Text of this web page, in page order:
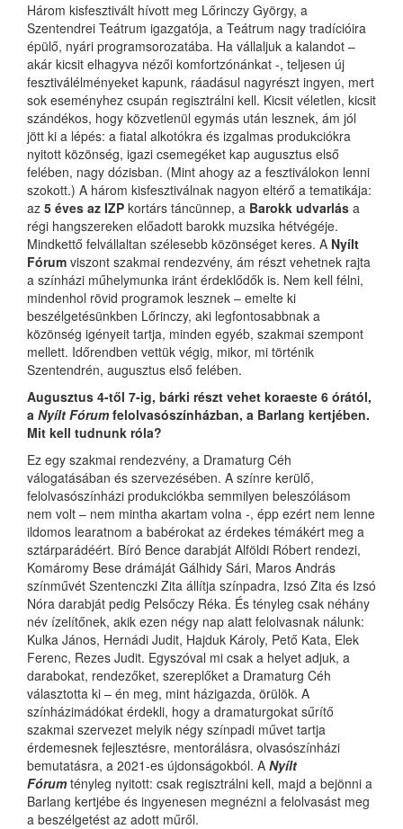
Három kisfesztivált hívott meg Lőrinczy György, a
Szentendrei Teátrum igazgatója, a Teátrum nagy tradícióira
épülő, nyári programsorozatába. Ha vállaljuk a kalandot –
akár kicsit elhagyva nézői komfortzónánkat -, teljesen új
fesztiválélményeket kapunk, ráadásul nagyrészt ingyen, mert
sok eseményhez csupán regisztrálni kell. Kicsit véletlen, kicsit
szándékos, hogy közvetlenül egymás után lesznek, ám jól
jött ki a lépés: a fiatal alkotókra és izgalmas produkciókra
nyitott közönség, igazi csemegéket kap augusztus első
felében, nagy dózisban. (Mint ahogy az a fesztiválokon lenni
szokott.) A három kisfesztiválnak nagyon eltérő a tematikája:
az 5 éves az IZP kortárs táncünnep, a Barokk udvarlás a
régi hangszereken előadott barokk muzsika hétvégéje.
Mindkettő felvállaltan szélesebb közönséget keres. A Nyílt
Fórum viszont szakmai rendezvény, ám részt vehetnek rajta
a színházi műhelymunka iránt érdeklődők is. Nem kell félni,
mindenhol rövid programok lesznek – emelte ki
beszélgetésünkben Lőrinczy, aki legfontosabbnak a
közönség igényeit tartja, minden egyéb, szakmai szempont
mellett. Időrendben vettük végig, mikor, mi történik
Szentendrén, augusztus első felében.
Augusztus 4-től 7-ig, bárki részt vehet koraeste 6 órától,
a Nyílt Fórumfelolvasószínházban, a Barlang kertjében.
Mit kell tudnunk róla?
Ez egy szakmai rendezvény, a Dramaturg Céh
válogatásában és szervezésében. A színre kerülő,
felolvasószínházi produkciókba semmilyen beleszólásom
nem volt – nem mintha akartam volna -, épp ezért nem lenne
ildomos learatnom a babérokat az érdekes témákért meg a
sztárparádéért. Bíró Bence darabját Alföldi Róbert rendezi,
Komáromy Bese drámáját Gálhidy Sári, Maros András
színművét Szentenczki Zita állítja színpadra, Izsó Zita és Izsó
Nóra darabját pedig Pelsőczy Réka. És tényleg csak néhány
név ízelítőnek, akik ezen négy nap alatt felolvasnak nálunk:
Kulka János, Hernádi Judit, Hajduk Károly, Pető Kata, Elek
Ferenc, Rezes Judit. Egyszóval mi csak a helyet adjuk, a
darabokat, rendezőket, szereplőket a Dramaturg Céh
választotta ki – én meg, mint házigazda, örülök. A
színházimádókat érdekli, hogy a dramaturgokat sűrítő
szakmai szervezet melyik négy színpadi művet tartja
érdemesnek fejlesztésre, mentorálásra, olvasószínházi
bemutatásra, a 2021-es újdonságokból. A Nyílt
Fórumtényleg nyitott: csak regisztrálni kell, majd a bejönni a
Barlang kertjébe és ingyenesen megnézni a felolvasást meg
a beszélgetést az adott műről.